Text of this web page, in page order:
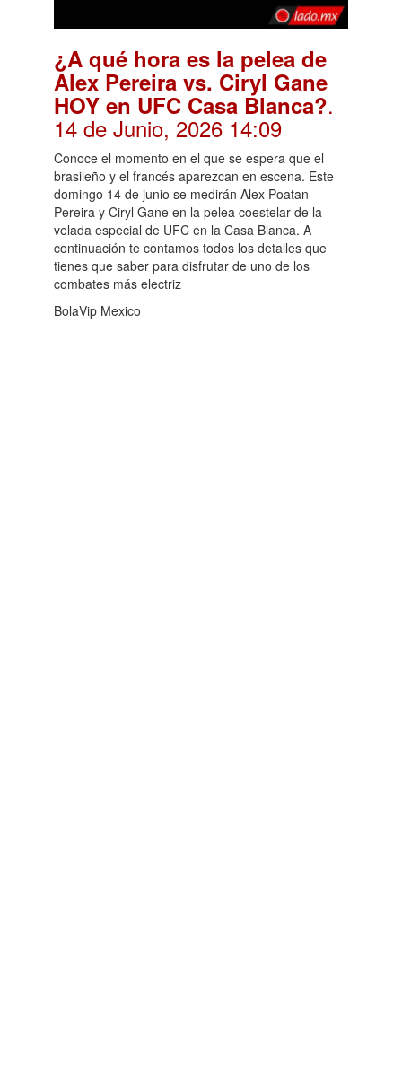
¿A qué hora es la pelea de
Alex Pereira vs. Ciryl Gane
HOY en UFC Casa Blanca?.
14 de Junio, 2026 14:09
Conoce el momento en el que se espera que el
brasileño y el francés aparezcan en escena. Este
domingo 14 de junio se medirán Alex Poatan
Pereira y Ciryl Gane en la pelea coestelar de la
velada especial de UFC en la Casa Blanca. A
continuación te contamos todos los detalles que
tienes que saber para disfrutar de uno de los
combates más electriz
BolaVip Mexico